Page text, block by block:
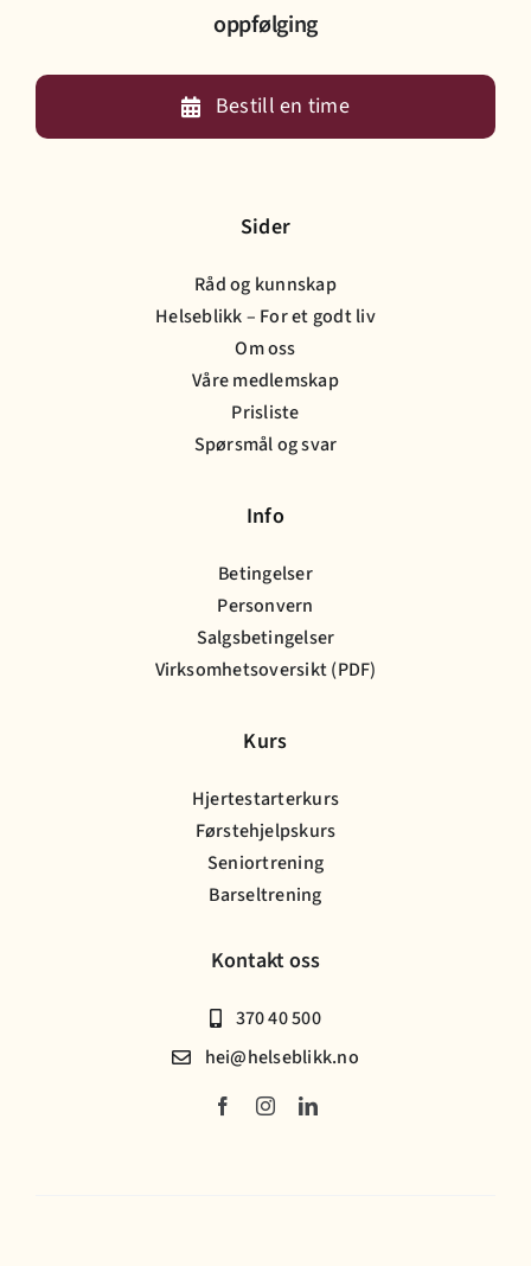
oppfølging
Bestill en time
Sider
Råd og kunnskap
Helseblikk – For et godt liv
Om oss
Våre medlemskap
Prisliste
Spørsmål og svar
Info
Betingelser
Personvern
Salgsbetingelser
Virksomhetsoversikt (PDF)
Kurs
Hjertestarterkurs
Førstehjelpskurs
Seniortrening
Barseltrening
Kontakt oss
370 40 500
hei@helseblikk.no